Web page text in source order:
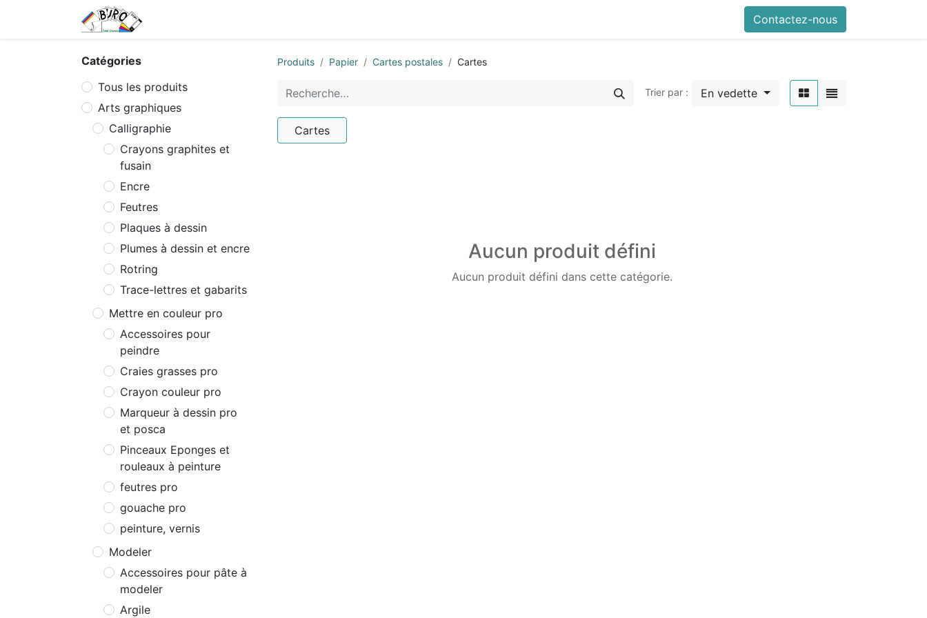
Contactez-nous
Catégories
Tous les produits
Arts graphiques
Calligraphie
Crayons graphites et
fusain
Encre
Feutres
Plaques à dessin
Plumes à dessin et encre
Rotring
Trace-lettres et gabarits
Mettre en couleur pro
Accessoires pour
peindre
Craies grasses pro
Crayon couleur pro
Marqueur à dessin pro
et posca
Pinceaux Eponges et
rouleaux à peinture
feutres pro
gouache pro
peinture, vernis
Modeler
Accessoires pour pâte à
modeler
Argile
Produits Papier Cartes postales Cartes
Trier par : En vedette
Cartes
Aucun produit défini
Aucun produit défini dans cette catégorie.